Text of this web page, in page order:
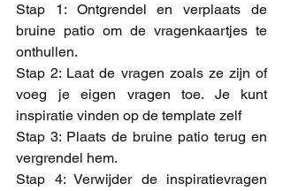
Stap 1: Ontgrendel en verplaats de
bruine patio om de vragenkaartjes te
onthullen.
Stap 2: Laat de vragen zoals ze zijn of
voeg je eigen vragen toe. Je kunt
inspiratie vinden op de template zelf
Stap 3: Plaats de bruine patio terug en
vergrendel hem.
Stap 4: Verwijder de inspiratievragen